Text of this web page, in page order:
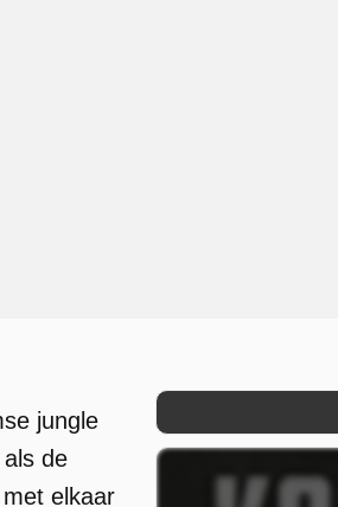
jungle
de
elkaar